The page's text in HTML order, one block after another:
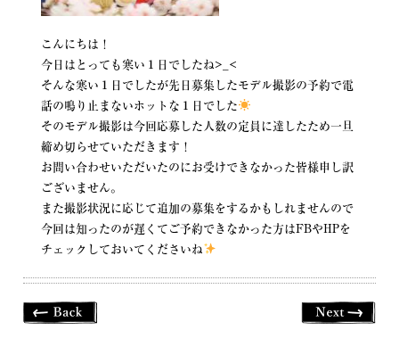
こんにちは！
今日はとっても寒い１日でしたね>_<
そんな寒い１日でしたが先日募集したモデル撮影の予約で電
話の鳴り止まないホットな１日でした
そのモデル撮影は今回応募した人数の定員に達したため一旦
締め切らせていただきます！
お問い合わせいただいたのにお受けできなかった皆様申し訳
ございません。
また撮影状況に応じて追加の募集をするかもしれませんので
今回は知ったのが遅くてご予約できなかった方はFBやHPを
チェックしておいてくださいね